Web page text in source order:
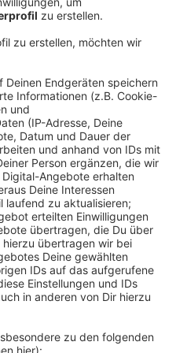
05:36
auf insgesamt
Coronavirus erkrankt
Krankenhaus
(Stand: 14.
die zuvor auf einer
diese wieder verlassen.
in unserer Stadt
die Zahl der
Quarantäne befinden
bei rund 200.
sie liegt bei
geblieben.